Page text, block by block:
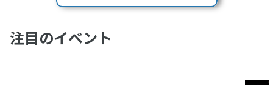
注目のイベント